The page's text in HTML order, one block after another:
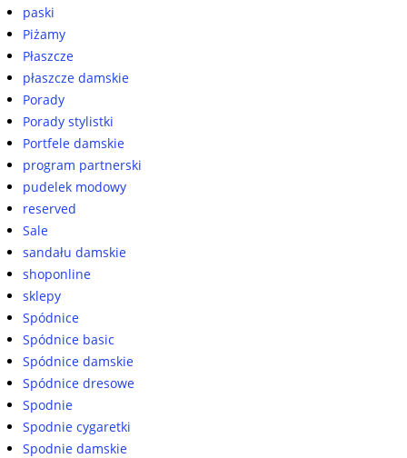
paski
Piżamy
Płaszcze
płaszcze damskie
Porady
Porady stylistki
Portfele damskie
program partnerski
pudelek modowy
reserved
Sale
sandału damskie
shoponline
sklepy
Spódnice
Spódnice basic
Spódnice damskie
Spódnice dresowe
Spodnie
Spodnie cygaretki
Spodnie damskie